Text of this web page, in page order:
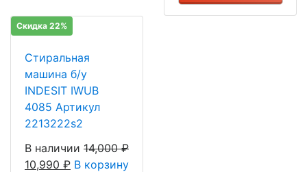
Скидка 22%
Стиральная
машина б/у
INDESIT IWUB
4085 Артикул
2213222s2
В наличии 14,000₽
10,990 ₽ В корзину